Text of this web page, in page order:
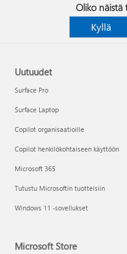
Oliko näistä
Kyllä
Uutuudet
Surface Pro
Surface Laptop
Copilot organisaatioille
Copilot henkilökohtaiseen käyttöön
Microsoft 365
Tutustu Microsoftin tuotteisiin
Windows 11 -sovellukset
Microsoft Store